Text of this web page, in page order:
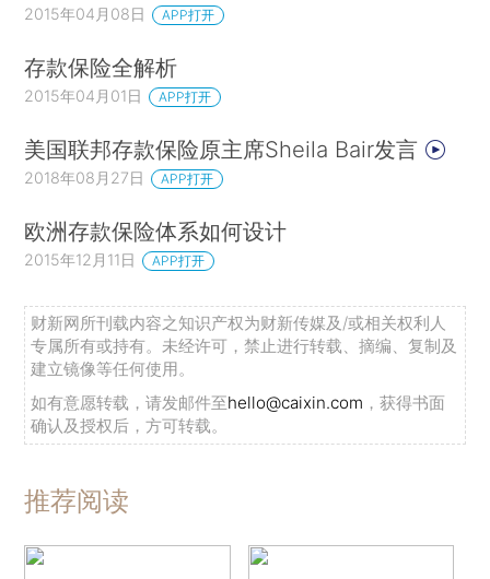
2015年04月08日 APP打开
存款保险全解析
2015年04月01日 APP打开
美国联邦存款保险原主席Sheila Bair发言
2018年08月27日 APP打开
欧洲存款保险体系如何设计
2015年12月11日 APP打开
财新网所刊载内容之知识产权为财新传媒及/或相关权利人
专属所有或持有。未经许可，禁止进行转载、摘编、复制及
建立镜像等任何使用。
如有意愿转载，请发邮件至hello@caixin.com ，获得书面
确认及授权后，方可转载。
推荐阅读